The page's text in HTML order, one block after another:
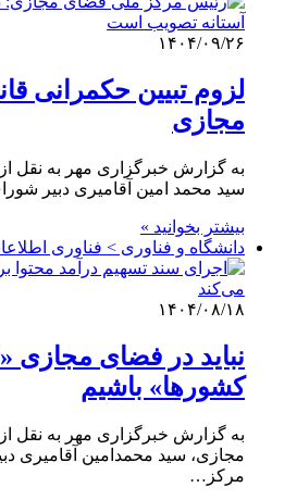
۱۴۰۴/۰۹/۲۶
لزوم تبیین حکمرانی
مجازی
به گزارش خبرگزاری مهر به نقل
سید محمد امین آقامیری دبیر
بیشتر بخوانید »
دانشگاه و فناوری > فناوری
۱۴۰۴/۰۸/۱۸
نباید در فضای مجازی
کشورها» باشیم
به گزارش خبرگزاری مهر به نقل
مجازی، سید محمدامین آقامیری
مرکز…